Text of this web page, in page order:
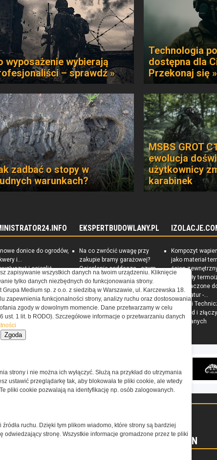
wyposażenie wybierają
– sprawdź »
Technologia
dostępna dla
Przekonaj się »
zadbać o stopy w
warunkach?
MSBS GROT
ewolucja
użytkownicy
karabinek
donice do ogrodów,
i...
i ocieplić
nieruchomości
ebooki dla
nieruchomości
EKSPERTBUDOWLANY.PL
Na co zwrócić uwagę przy
zakupie bramy garażowej?
Ocieplenie poddasza - czym
jest skuteczna izolacja?
PORADNIK: Sposoby na
energooszczędny i zdrowy
Kompozyt
jako materiał
ścian
Materiały
przeznaczone
temperatur -...
Warunki
przegród i złączy
budowlanych
O NAS REGULAMIN
zapisywanie wszystkich danych na twoim urządzeniu. Kliknięcie
tylko danych niezbędnych do funkcjonowania strony.
Medium sp. z o.o. z siedzibą w Warszawie, ul. Karczewska 18.
zapewnienia funkcjonalności strony, analizy ruchu oraz dostosowania
zgody w dowolnym momencie. Dane przetwarzamy w celu
ust. 1 lit. b RODO). Szczegółowe informacje o przetwarzaniu danych
Zgoda
strony i nie można ich wyłączyć. Służą na przykład do utrzymania
ustawić przeglądarkę tak, aby blokowała te pliki cookie, ale wtedy
pliki cookie pozwalają na identyfikację np. osób zalogowanych.
ruchu. Dzięki tym plikom wiadomo, które strony są bardziej
odwiedzający stronę. Wszystkie informacje gromadzone przez te pliki